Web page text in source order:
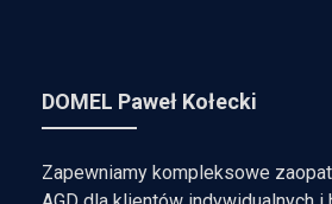
DOMEL Paweł Kołecki
Zapewniamy kompleksowe